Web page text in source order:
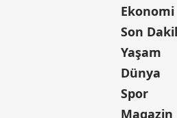
Ekonomi
Son
Yaşam
Dünya
Spor
Magazin